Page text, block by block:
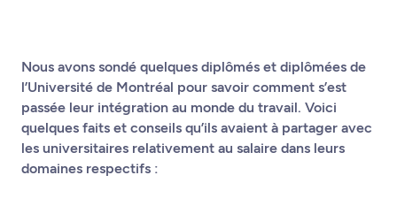
Nous avons sondé quelques diplômés et diplômées de
l’Université de Montréal pour savoir comment s’est
passée leur intégration au monde du travail. Voici
quelques faits et conseils qu’ils avaient à partager avec
les universitaires relativement au salaire dans leurs
domaines respectifs :